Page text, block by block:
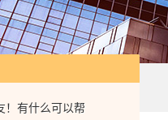
！有什么可以帮